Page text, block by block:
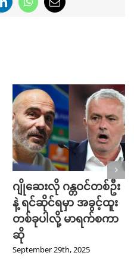
LinkedInWhatsApp
Email
ဂျိုဆေးလို ဂန္တဝင်တစ်ဦး
နဲ့ ရင်ဆိုင်ရမှာ အခွင့်ထူး
တစ်ခုပါလို့ မာရက်စကာ
ဆို
September 29th, 2025